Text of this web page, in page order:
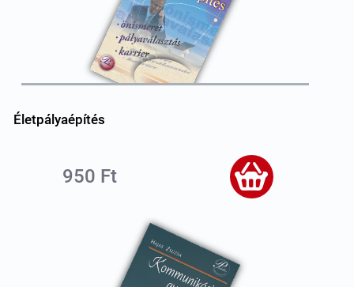
Életpályaépítés
950 Ft